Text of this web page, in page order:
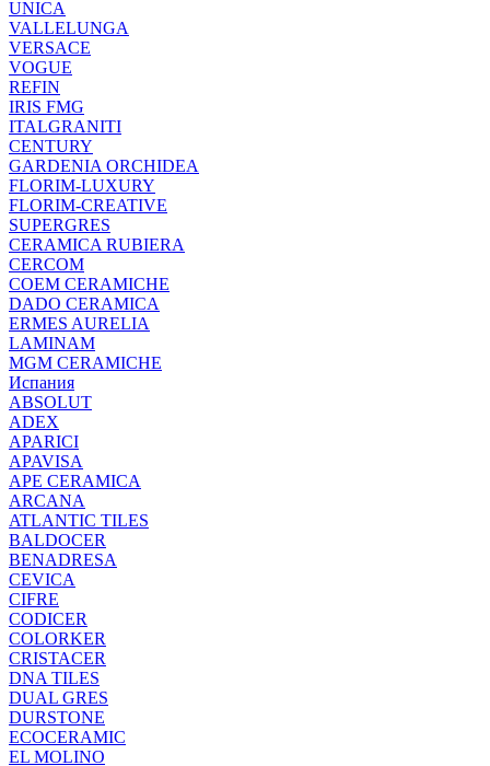
UNICA
VALLELUNGA
VERSACE
VOGUE
REFIN
IRIS FMG
ITALGRANITI
CENTURY
GARDENIA ORCHIDEA
FLORIM-LUXURY
FLORIM-CREATIVE
SUPERGRES
CERAMICA RUBIERA
CERCOM
COEM CERAMICHE
DADO CERAMICA
ERMES AURELIA
LAMINAM
MGM CERAMICHE
Испания
ABSOLUT
ADEX
APARICI
APAVISA
APE CERAMICA
ARCANA
ATLANTIC TILES
BALDOCER
BENADRESA
CEVICA
CIFRE
CODICER
COLORKER
CRISTACER
DNA TILES
DUAL GRES
DURSTONE
ECOCERAMIC
EL MOLINO